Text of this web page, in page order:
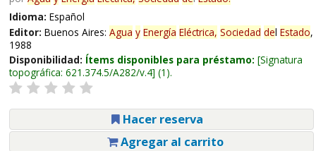
Idioma: Español
Editor: Buenos Aires: Agua y Energía Eléctrica, Sociedad del Estado,
1988
Disponibilidad: Ítems disponibles para préstamo: Signatura
topográfica: 621.374.5/A282/v.4 (1).
Hacer reserva
Agregar al carrito